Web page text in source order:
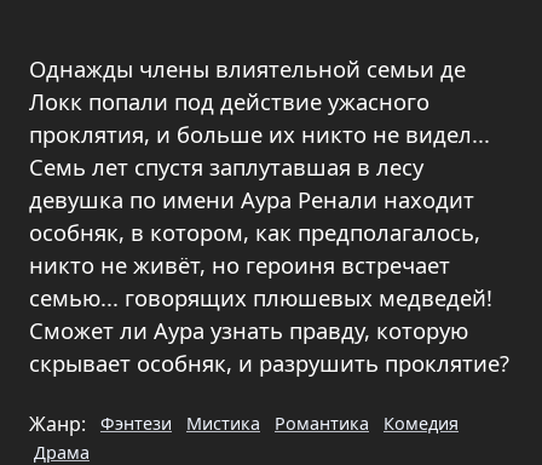
Однажды члены влиятельной семьи де
Локк попали под действие ужасного
проклятия, и больше их никто не видел...
Семь лет спустя заплутавшая в лесу
девушка по имени Аура Ренали находит
особняк, в котором, как предполагалось,
никто не живёт, но героиня встречает
семью... говорящих плюшевых медведей!
Сможет ли Аура узнать правду, которую
скрывает особняк, и разрушить проклятие?
Жанр: Фэнтези Мистика Романтика
Комедия
Драма